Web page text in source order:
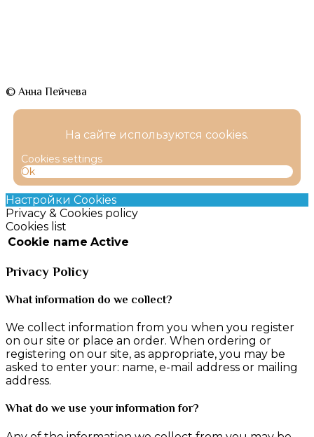
© Анна Пейчева
На сайте используются cookies.
Cookies settings
Ok
Настройки Cookies
Privacy & Cookies policy
Cookies list
Cookie name Active
Privacy Policy
What information do we collect?
We collect information from you when you register
on our site or place an order. When ordering or
registering on our site, as appropriate, you may be
asked to enter your: name, e-mail address or mailing
address.
What do we use your information for?